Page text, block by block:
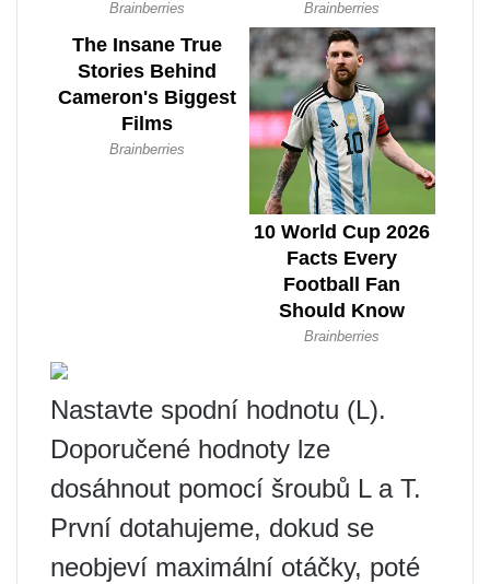
Nastavte spodní hodnotu (L).
Doporučené hodnoty lze
dosáhnout pomocí šroubů L a T.
První dotahujeme, dokud se
neobjeví maximální otáčky, poté